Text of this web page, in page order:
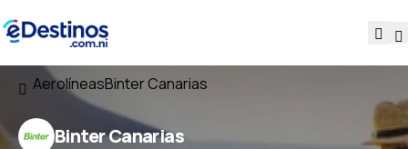
AerolíneasBinter Canarias
Binter Canarias